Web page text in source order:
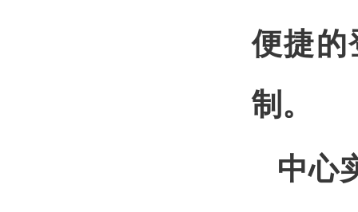
便捷的
制。
中心